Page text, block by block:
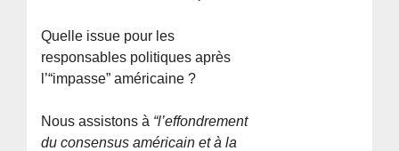
Quelle issue pour les
responsables politiques après
l’“impasse” américaine ?
Nous assistons à “l’effondrement
du consensus américain et à la